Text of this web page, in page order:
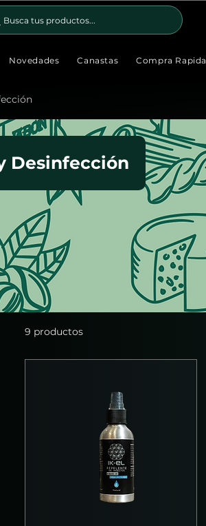
Busca tus productos...
Novedades Canastas Compra Rapida
Desinfección
9 productos